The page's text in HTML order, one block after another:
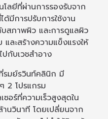
โลยีที่ผ่านการรองรับจาก
มีการปรับการใช้งาน
สภาพผิว และการดูแลผิว
ละสร้างความแข็งแรงให้
กับเวชสำอาง
รมย์รวินท์คลินิก มี
2 โปรแกรม
อร์ที่ความเร็วสูงสุดใน
นวินาที โดยเปลี่ยนจาก